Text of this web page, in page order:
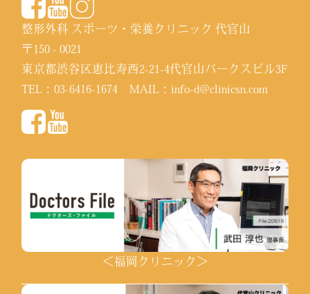
整形外科 スポーツ・栄養クリニック 代官山
〒150 - 0021
東京都渋谷区恵比寿西2-21-4代官山パークスビル3F
TEL：03-6416-1674 MAIL：info-d@clinicsn.com
＜福岡クリニック＞